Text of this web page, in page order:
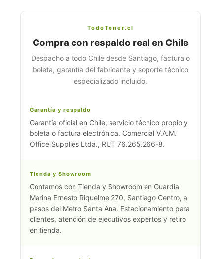
TodoToner.cl
Compra con respaldo real en Chile
Despacho a todo Chile desde Santiago, factura o
boleta, garantía del fabricante y soporte técnico
especializado incluido.
Garantía y respaldo
Garantía oficial en Chile, servicio técnico propio y
boleta o factura electrónica. Comercial V.A.M.
Office Supplies Ltda., RUT 76.265.266-8.
Tienda y Showroom
Contamos con Tienda y Showroom en Guardia
Marina Ernesto Riquelme 270, Santiago Centro, a
pasos del Metro Santa Ana. Estacionamiento para
clientes, atención de ejecutivos expertos y retiro
en tienda.